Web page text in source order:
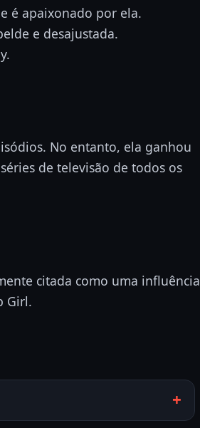
é apaixonado por ela.
e desajustada.
No entanto, ela ganhou
de televisão de todos os
citada como uma influência
Girl.